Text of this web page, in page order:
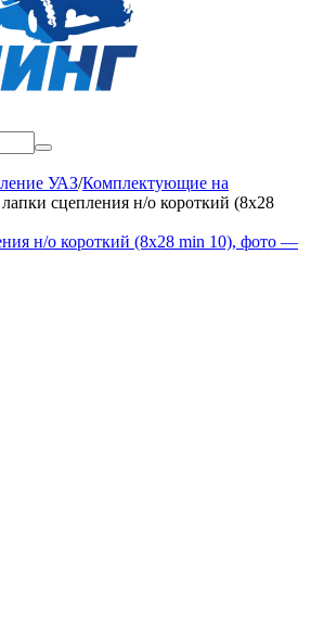
УАЗ/Комплектующие на
сцепления н/о короткий (8х28